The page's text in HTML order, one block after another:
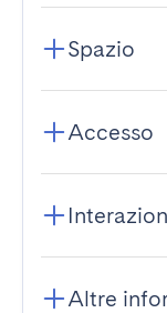
Spazio
Accesso
Altre